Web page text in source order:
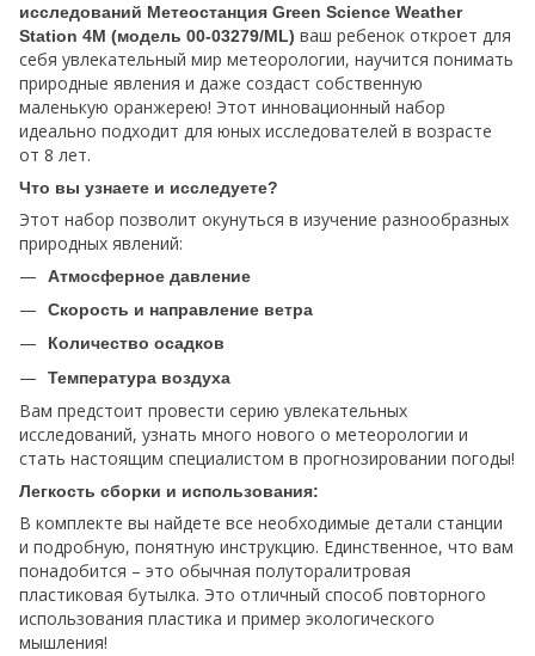
исследований Метеостанция Green Science Weather
Station 4M (модель 00-03279/ML) ваш ребенок откроет для
себя увлекательный мир метеорологии, научится понимать
природные явления и даже создаст собственную
маленькую оранжерею! Этот инновационный набор
идеально подходит для юных исследователей в возрасте
от 8 лет.
Что вы узнаете и исследуете?
Этот набор позволит окунуться в изучение разнообразных
природных явлений:
Атмосферное давление
Скорость и направление ветра
Количество осадков
Температура воздуха
Вам предстоит провести серию увлекательных
исследований, узнать много нового о метеорологии и
стать настоящим специалистом в прогнозировании погоды!
Легкость сборки и использования:
В комплекте вы найдете все необходимые детали станции
и подробную, понятную инструкцию. Единственное, что вам
понадобится – это обычная полуторалитровая
пластиковая бутылка. Это отличный способ повторного
использования пластика и пример экологического
мышления!